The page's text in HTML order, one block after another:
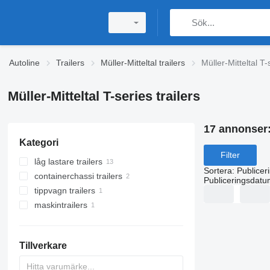
Autoline Trailers Müller-Mitteltal trailers Müller-Mitteltal T-
Müller-Mitteltal T-series trailers
Kategori
låg lastare trailers
containerchassi trailers
tippvagn trailers
maskintrailers
Tillverkare
17 annonser:
Filter
Sortera: